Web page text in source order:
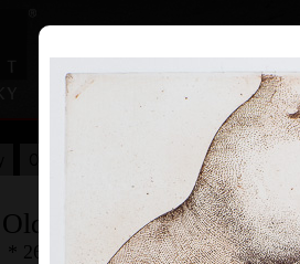
Home |
Oldřich Kulhánek
* 26. 2. 1940 † 27. 1. 2013